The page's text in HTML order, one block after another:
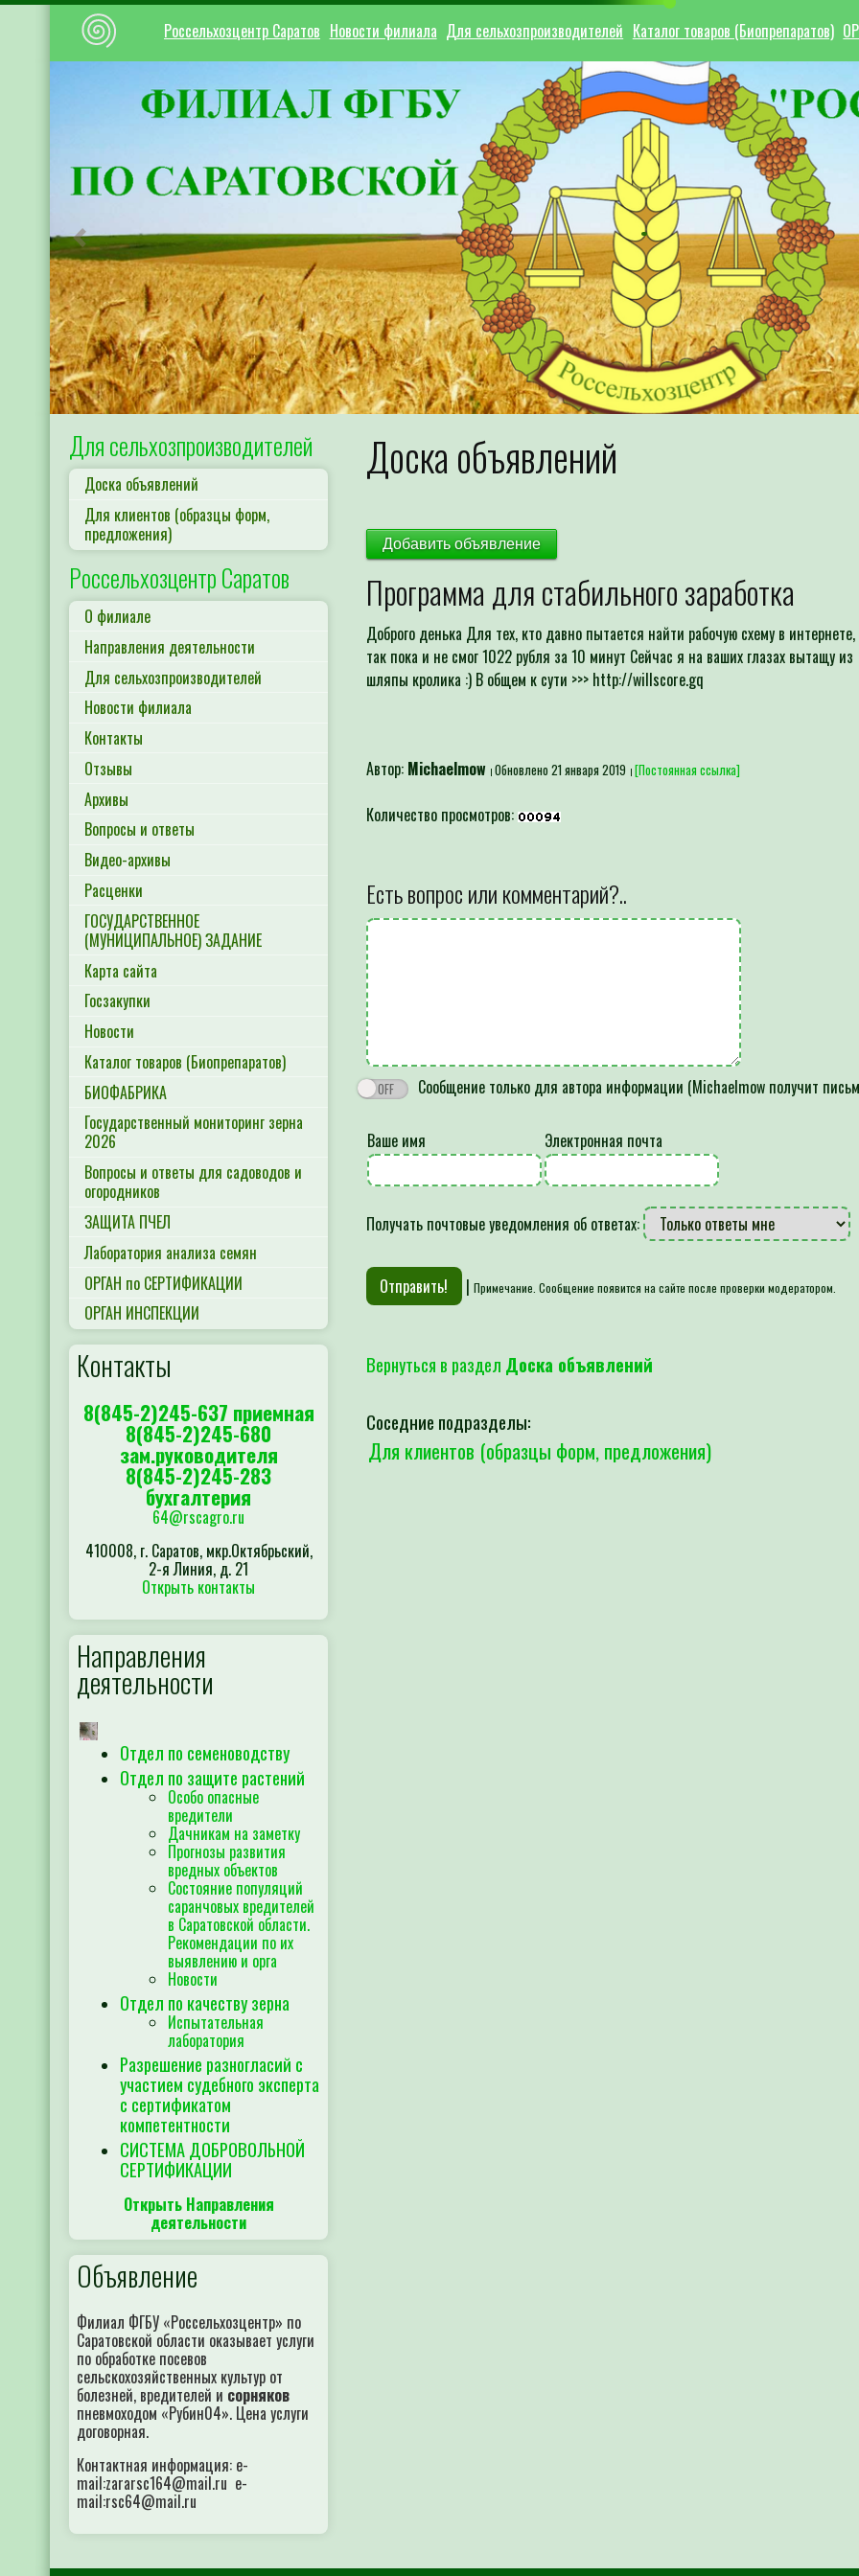
Россельхозцентр Саратов Новости филиала Для сельхозпроизводителей Каталог товаров (Биопрепаратов)
Предыдущий
Для сельхозпроизводителей
Доска объявлений
Для клиентов (образцы форм,
предложения)
Россельхозцентр Саратов
О филиале
Направления деятельности
Для сельхозпроизводителей
Новости филиала
Контакты
Отзывы
Архивы
Вопросы и ответы
Видео-архивы
Расценки
ГОСУДАРСТВЕННОЕ
(МУНИЦИПАЛЬНОЕ) ЗАДАНИЕ
Карта сайта
Госзакупки
Новости
Каталог товаров (Биопрепаратов)
БИОФАБРИКА
Государственный мониторинг зерна
2026
Вопросы и ответы для садоводов и
огородников
ЗАЩИТА ПЧЕЛ
Лаборатория анализа семян
ОРГАН по СЕРТИФИКАЦИИ
ОРГАН ИНСПЕКЦИИ
Контакты
8(845-2)245-637 приемная
8(845-2)245-680
зам.руководителя
8(845-2)245-283
бухгалтерия
64@rscagro.ru
410008, г. Саратов, мкр.Октябрьский,
2-я Линия, д. 21
Открыть контакты
Направления
деятельности
Отдел по семеноводству
Отдел по защите растений
Особо опасные
вредители
Дачникам на заметку
Прогнозы развития
вредных объектов
Состояние популяций
саранчовых вредителей
в Саратовской области.
Рекомендации по их
выявлению и орга
Новости
Отдел по качеству зерна
Испытательная
лаборатория
Разрешение разногласий с
участием судебного эксперта
с сертификатом
компетентности
СИСТЕМА ДОБРОВОЛЬНОЙ
СЕРТИФИКАЦИИ
Открыть Направления
деятельности
Объявление
Филиал ФГБУ «Россельхозцентр» по
Саратовской области оказывает услуги
по обработке посевов
сельскохозяйственных культур от
болезней, вредителей и сорняков
пневмоходом «Рубин04». Цена услуги
договорная.
Контактная информация: e-
mail:zararsc164@mail.ru e-
mail:rsc64@mail.ru
Доска объявлений
Добавить объявление
Программа для стабильного заработка
Доброго денька Для тех, кто давно пытается найти рабочую схему в
так пока и не смог 1022 рубля за 10 минут Сейчас я на ваших глазах вытащу из
шляпы кролика :) В общем к сути >>> http://willscore.gq
Автор: Michaelmow Обновлено 21 января 2019 [Постоянная ссылка]
Количество просмотров:
Есть вопрос или комментарий?..
Сообщение только для автора информации (Michaelmow получит
Ваше имя Электронная почта
Получать почтовые уведомления об ответах:
| Примечание. Сообщение появится на сайте после проверки модератором.
Вернуться в раздел Доска объявлений
Соседние подразделы:
Для клиентов (образцы форм, предложения)